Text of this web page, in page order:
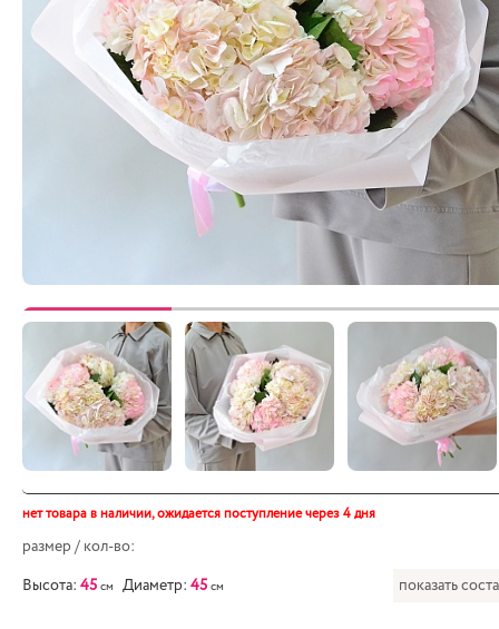
нет товара в наличии,ожидается поступление через 4 дня
размер / кол-во:
Высота: 45 см Диаметр: 45 см показать